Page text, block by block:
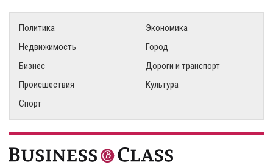
Политика
Экономика
Недвижимость
Город
Бизнес
Дороги и транспорт
Происшествия
Культура
Спорт